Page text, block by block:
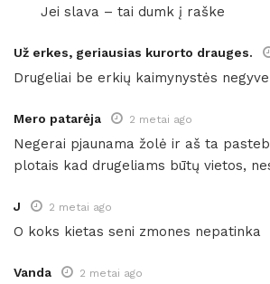
Jei slava – tai dumk į raške
Už erkes, geriausias kurorto drauges.
Drugeliai be erkių kaimynystės
Mero patarėja 2 metai ago
Negerai pjaunama žolė ir aš ta
plotais kad drugeliams būtų vietos,
J 2 metai ago
O koks kietas seni zmones nepatinka
Vanda 2 metai ago